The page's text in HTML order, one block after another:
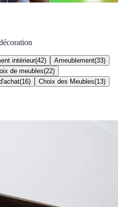
intérieur(42) Ameublement(33)
de meubles(22)
(16) Choix des Meubles(13)